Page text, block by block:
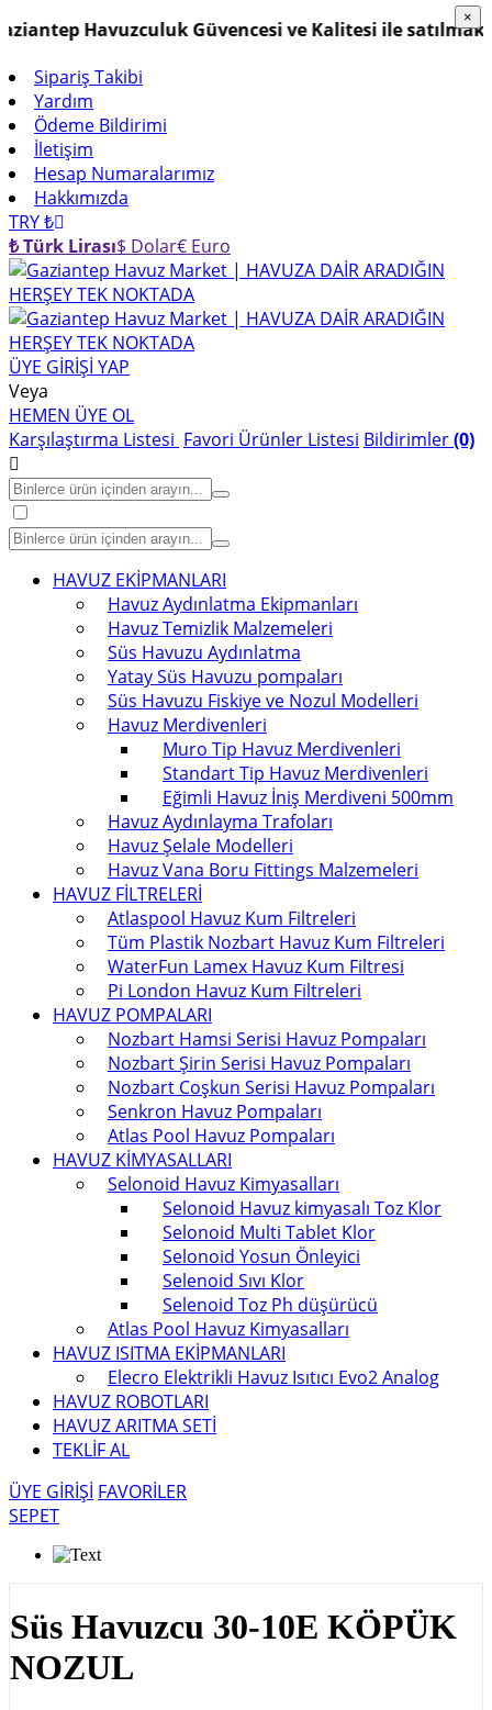
Havuzculuk Güvencesi ve Kalitesi ile
Sipariş Takibi
Yardım
Ödeme Bildirimi
İletişim
Hesap Numaralarımız
Hakkımızda
TRY ₺
₺ Türk Lirası$ Dolar€ Euro
ÜYE GİRİŞİ YAP
Veya
HEMEN ÜYE OL
Karşılaştırma Listesi Favori Ürünler Listesi Bildirimler(0)
HAVUZ EKİPMANLARI
Havuz Aydınlatma Ekipmanları
Havuz Temizlik Malzemeleri
Süs Havuzu Aydınlatma
Yatay Süs Havuzu pompaları
Süs Havuzu Fiskiye ve Nozul Modelleri
Havuz Merdivenleri
Muro Tip Havuz Merdivenleri
Standart Tip Havuz Merdivenleri
Eğimli Havuz İniş Merdiveni 500mm
Havuz Aydınlayma Trafoları
Havuz Şelale Modelleri
Havuz Vana Boru Fittings Malzemeleri
HAVUZ FİLTRELERİ
Atlaspool Havuz Kum Filtreleri
Tüm Plastik Nozbart Havuz Kum Filtreleri
WaterFun Lamex Havuz Kum Filtresi
Pi London Havuz Kum Filtreleri
HAVUZ POMPALARI
Nozbart Hamsi Serisi Havuz Pompaları
Nozbart Şirin Serisi Havuz Pompaları
Nozbart Coşkun Serisi Havuz Pompaları
Senkron Havuz Pompaları
Atlas Pool Havuz Pompaları
HAVUZ KİMYASALLARI
Selonoid Havuz Kimyasalları
Selonoid Havuz kimyasalı Toz Klor
Selonoid Multi Tablet Klor
Selonoid Yosun Önleyici
Selenoid Sıvı Klor
Selenoid Toz Ph düşürücü
Atlas Pool Havuz Kimyasalları
HAVUZ ISITMA EKİPMANLARI
Elecro Elektrikli Havuz Isıtıcı Evo2 Analog
HAVUZ ROBOTLARI
HAVUZ ARITMA SETİ
TEKLİF AL
ÜYE GİRİŞİ FAVORİLER
SEPET
Süs Havuzcu 30-10E KÖPÜK
NOZUL
×
×